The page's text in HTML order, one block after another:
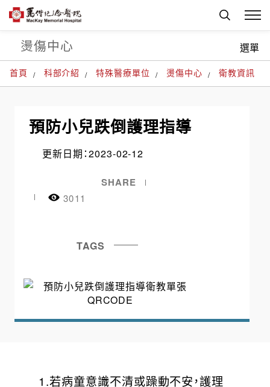
首頁 科部介紹 特殊醫療單位 燙傷中心 衛教資訊
燙傷中心 選單
預防小兒跌倒護理指導
更新日期：2023-02-12
3011
SHARE
TAGS
1.若病童意識不清或躁動不安，護理